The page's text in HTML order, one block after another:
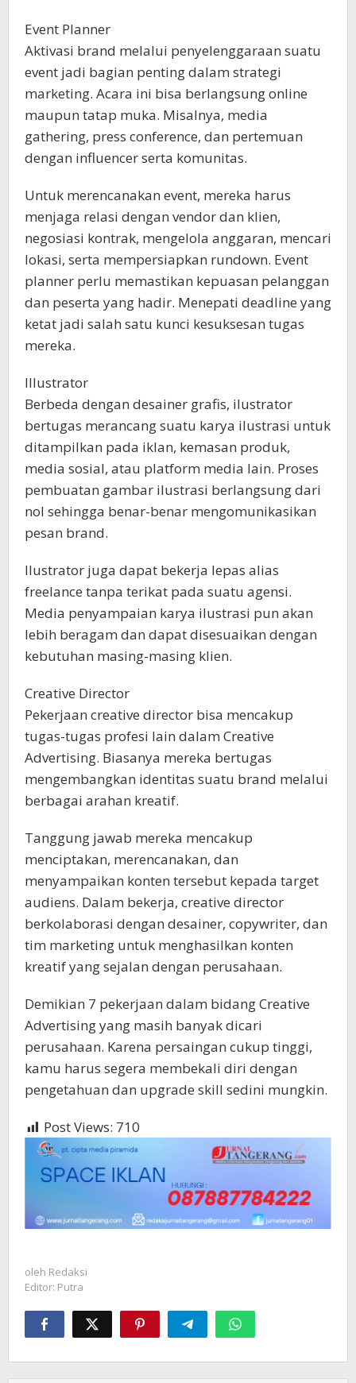
Event Planner
Aktivasi brand melalui penyelenggaraan suatu
event jadi bagian penting dalam strategi
marketing. Acara ini bisa berlangsung online
maupun tatap muka. Misalnya, media
gathering, press conference, dan pertemuan
dengan influencer serta komunitas.
Untuk merencanakan event, mereka harus
menjaga relasi dengan vendor dan klien,
negosiasi kontrak, mengelola anggaran, mencari
lokasi, serta mempersiapkan rundown. Event
planner perlu memastikan kepuasan pelanggan
dan peserta yang hadir. Menepati deadline yang
ketat jadi salah satu kunci kesuksesan tugas
mereka.
Illustrator
Berbeda dengan desainer grafis, ilustrator
bertugas merancang suatu karya ilustrasi untuk
ditampilkan pada iklan, kemasan produk,
media sosial, atau platform media lain. Proses
pembuatan gambar ilustrasi berlangsung dari
nol sehingga benar-benar mengomunikasikan
pesan brand.
Ilustrator juga dapat bekerja lepas alias
freelance tanpa terikat pada suatu agensi.
Media penyampaian karya ilustrasi pun akan
lebih beragam dan dapat disesuaikan dengan
kebutuhan masing-masing klien.
Creative Director
Pekerjaan creative director bisa mencakup
tugas-tugas profesi lain dalam Creative
Advertising. Biasanya mereka bertugas
mengembangkan identitas suatu brand melalui
berbagai arahan kreatif.
Tanggung jawab mereka mencakup
menciptakan, merencanakan, dan
menyampaikan konten tersebut kepada target
audiens. Dalam bekerja, creative director
berkolaborasi dengan desainer, copywriter, dan
tim marketing untuk menghasilkan konten
kreatif yang sejalan dengan perusahaan.
Demikian 7 pekerjaan dalam bidang Creative
Advertising yang masih banyak dicari
perusahaan. Karena persaingan cukup tinggi,
kamu harus segera membekali diri dengan
pengetahuan dan upgrade skill sedini mungkin.
Post Views: 710
oleh Redaksi
Editor: Putra